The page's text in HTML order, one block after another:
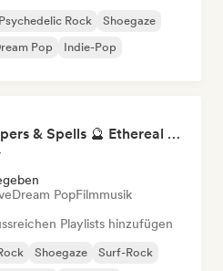
Psychedelic Rock
Shoegaze
Pop Indie-Pop
Witchy Whispers & Spells 🔮 Ethereal Art Pop & Dream Pop
Dream PopFilmmusik
Playlists hinzufügen
Shoegaze
Surf-Rock